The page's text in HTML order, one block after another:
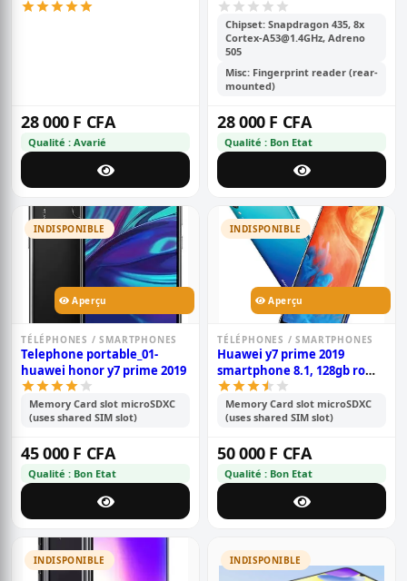
28 000 F CFA
Qualité : Avarié
Chipset: Snapdragon 435, 8x
Cortex-A53@1.4GHz, Adreno
505
Misc: Fingerprint reader (rear-
mounted)
28 000 F CFA
Qualité : Bon Etat
INDISPONIBLE
Aperçu
TÉLÉPHONES / SMARTPHONES
Telephone portable_01-
huawei honor y7 prime 2019
Memory Card slot microSDXC
(uses shared SIM slot)
45 000 F CFA
Qualité : Bon Etat
INDISPONIBLE
Aperçu
TÉLÉPHONES / SMARTPHONES
Huawei y7 prime 2019
smartphone 8.1, 128gb rom,
4gb ram, écran hd+ de 6.26
pouces, double caméra
13+2mp, double sim,
Memory Card slot microSDXC
(uses shared SIM slot)
50 000 F CFA
Qualité : Bon Etat
INDISPONIBLE INDISPONIBLE